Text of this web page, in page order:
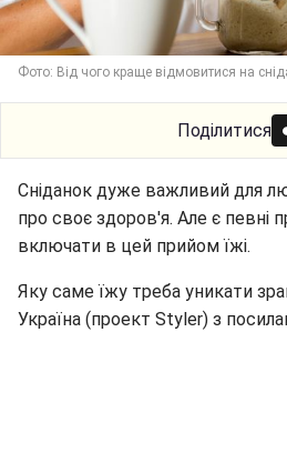
Фото: Від чого краще відмовитися на
Поділитися
Сніданок дуже важливий для
про своє здоров'я. Але є певні
включати в цей прийом їжі.
Яку саме їжу треба уникати
Україна (проект Styler) з